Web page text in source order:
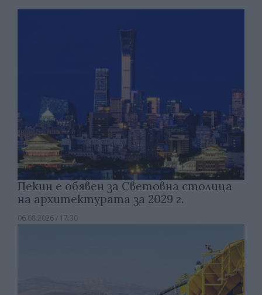
Пекин е обявен за Световна столица
на архитектурата за 2029 г.
06.08.2026 / 17:30